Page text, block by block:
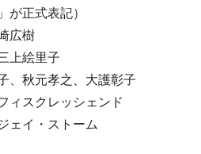
が正式表記）
広樹
上絵里子
、秋元孝之、大護彰子
ィスクレッシェンド
ェイ・ストーム